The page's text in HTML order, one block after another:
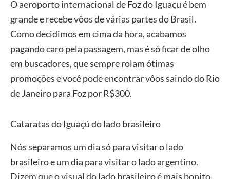
O aeroporto internacional de Foz do Iguaçu é bem
grande e recebe vôos de várias partes do Brasil.
Como decidimos em cima da hora, acabamos
pagando caro pela passagem, mas é só ficar de olho
em buscadores, que sempre rolam ótimas
promoções e você pode encontrar vôos saindo do Rio
de Janeiro para Foz por R$300.
Cataratas do Iguaçú do lado brasileiro
Nós separamos um dia só para visitar o lado
brasileiro e um dia para visitar o lado argentino.
Dizem que o visual do lado brasileiro é mais bonito,